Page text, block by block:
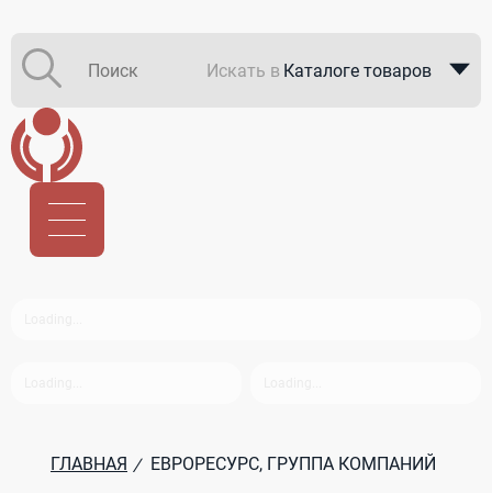
Искать в Каталоге товаров
ГЛАВНАЯ / ЕВРОРЕСУРС, ГРУППА КОМПАНИЙ